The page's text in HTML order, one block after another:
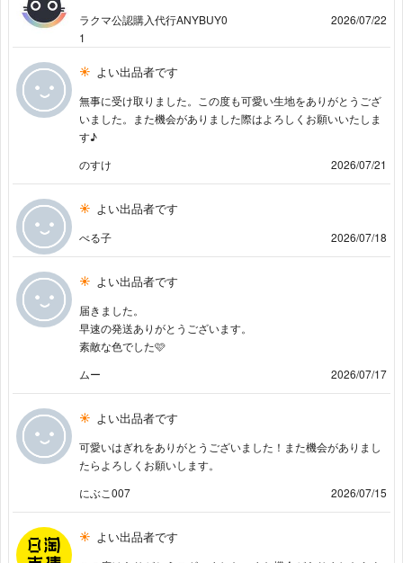
ラクマ公認購入代行ANYBUY0
1
2026/07/22
よい出品者です
無事に受け取りました。この度も可愛い生地をありがとうござ
いました。また機会がありました際はよろしくお願いいたしま
す♪
のすけ
2026/07/21
よい出品者です
べる子 2026/07/18
よい出品者です
届きました。
早速の発送ありがとうございます。
素敵な色でした🩷
ムー
2026/07/17
よい出品者です
可愛いはぎれをありがとうございました！また機会がありまし
たらよろしくお願いします。
にぶこ007
2026/07/15
よい出品者です